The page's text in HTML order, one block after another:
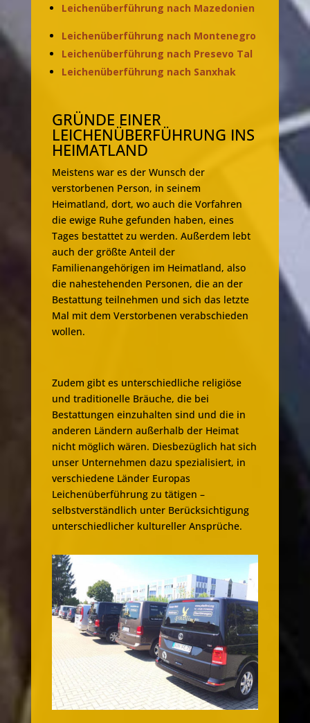
Leichenüberführung nach Mazedonien
Leichenüberführung nach Montenegro
Leichenüberführung nach Presevo Tal
Leichenüberführung nach Sanxhak
GRÜNDE EINER
LEICHENÜBERFÜHRUNG INS
HEIMATLAND
Meistens war es der Wunsch der
verstorbenen Person, in seinem
Heimatland, dort, wo auch die Vorfahren
die ewige Ruhe gefunden haben, eines
Tages bestattet zu werden. Außerdem lebt
auch der größte Anteil der
Familienangehörigen im Heimatland, also
die nahestehenden Personen, die an der
Bestattung teilnehmen und sich das letzte
Mal mit dem Verstorbenen verabschieden
wollen.
Zudem gibt es unterschiedliche religiöse
und traditionelle Bräuche, die bei
Bestattungen einzuhalten sind und die in
anderen Ländern außerhalb der Heimat
nicht möglich wären. Diesbezüglich hat sich
unser Unternehmen dazu spezialisiert, in
verschiedene Länder Europas
Leichenüberführung zu tätigen –
selbstverständlich unter Berücksichtigung
unterschiedlicher kultureller Ansprüche.